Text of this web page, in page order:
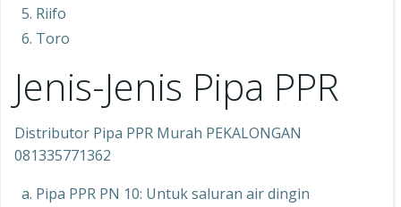
Riifo
Toro
Jenis-Jenis Pipa PPR
Distributor Pipa PPR Murah PEKALONGAN
081335771362
Pipa PPR PN 10: Untuk saluran air dingin